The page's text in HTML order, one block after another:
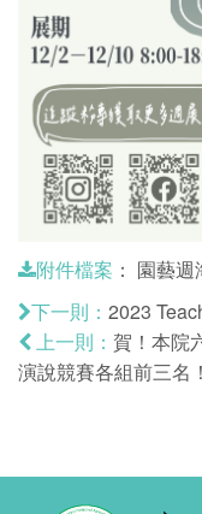
附件檔案 ： 園藝週
下一則： 2023
上一則： 賀！本院
演說競賽各組前三名！